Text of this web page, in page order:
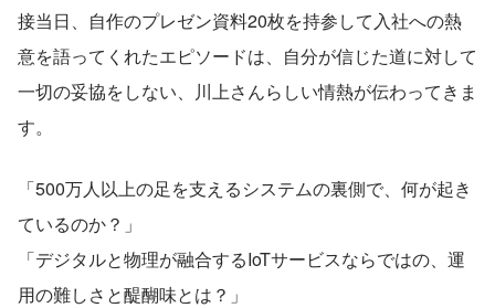
接当日、自作のプレゼン資料20枚を持参して入社への熱
意を語ってくれたエピソードは、自分が信じた道に対して
一切の妥協をしない、川上さんらしい情熱が伝わってきま
す。
「500万人以上の足を支えるシステムの裏側で、何が起き
ているのか？」
「デジタルと物理が融合するIoTサービスならではの、運
用の難しさと醍醐味とは？」